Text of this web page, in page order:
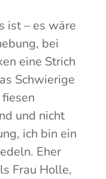
ist – es wäre
bei
eine Strich
Schwierige
und nicht
ich bin ein
Eher
Frau Holle,